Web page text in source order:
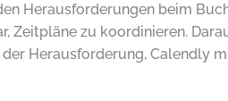
Herausforderungen beim
Zeitpläne zu koordinieren.
Herausforderung, Calendly